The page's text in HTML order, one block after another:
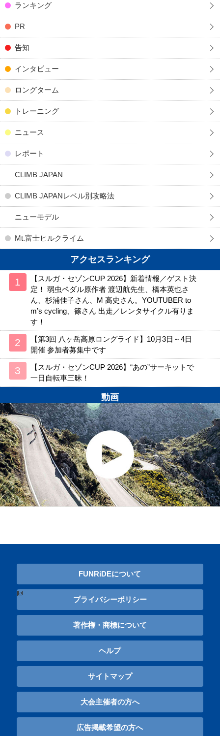
ランキング
PR
告知
インタビュー
ロングターム
トレーニング
ニュース
レポート
CLIMB JAPAN
CLIMB JAPANレベル別攻略法
ニューモデル
Mt.富士ヒルクライム
アクセスランキング
【スルガ・セゾンCUP 2026】新着情報／ゲスト決
定！ 弱虫ペダル原作者 渡辺航先生、橋本英也さ
ん、杉浦佳子さん、M 高史さん。YOUTUBER to
m’s cycling、篠さん 出走／レンタサイクル有りま
す！
【第3回 八ヶ岳高原ロングライド】10月3日～4日
開催 参加者募集中です
【スルガ・セゾンCUP 2026】“あの”サーキットで
一日自転車三昧！
動画
FUNRiDEについて
プライバシーポリシー
著作権・商標について
ヘルプ
サイトマップ
大会主催者の方へ
広告掲載希望の方へ